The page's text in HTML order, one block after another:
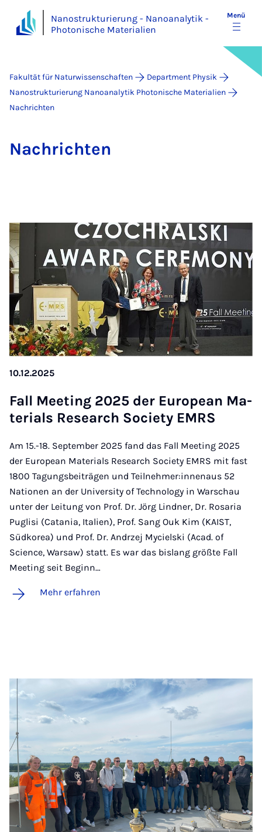
Nanostrukturierung - Nanoanalytik -
Photonische Materialien
Menü
Fakultät für Naturwissenschaften
Department Physik
Nanostrukturierung Nanoanalytik Photonische Materialien
Nachrichten
Nach­rich­ten
10.12.2025
Fall Mee­ting 2025 der Eu­ro­pean Ma­
te­ri­a­ls Re­sea­rch So­ci­e­ty EMRS
Am 15.-18. September 2025 fand das Fall Meeting 2025
der European Materials Research Society EMRS mit fast
1800 Tagungsbeiträgen und Teilnehmer:innenaus 52
Nationen an der University of Technology in Warschau
unter der Leitung von Prof. Dr. Jörg Lindner, Dr. Rosaria
Puglisi (Catania, Italien), Prof. Sang Ouk Kim (KAIST,
Südkorea) und Prof. Dr. Andrzej Mycielski (Acad. of
Science, Warsaw) statt. Es war das bislang größte Fall
Meeting seit Beginn…
Mehr erfahren